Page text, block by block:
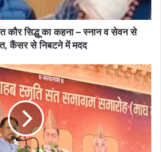
कौर सिद्धू का कहना – स्नान व सेवन से
कैंसर से निबटने में मदद